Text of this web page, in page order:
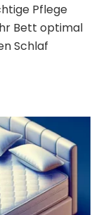
Pflege
Bett optimal
Schlaf